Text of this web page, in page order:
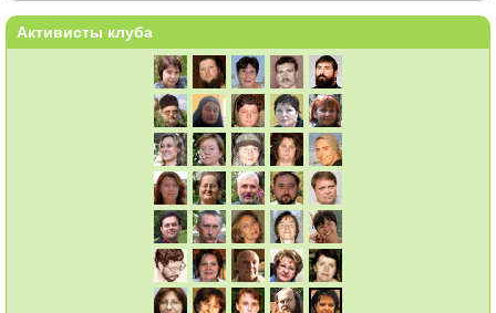
Активисты клуба